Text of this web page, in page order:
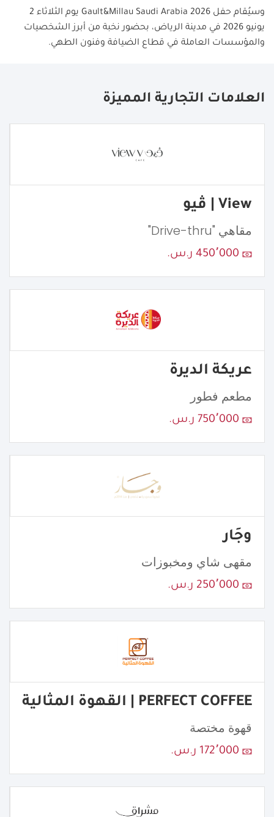
وسيُقام حفل Gault&Millau Saudi Arabia 2026
يوم الثلاثاء 2
يونيو 2026 في مدينة الرياض، بحضور نخبة من أبرز الشخصيات
والمؤسسات العاملة في قطاع الضيافة وفنون الطهي.
العلامات التجارية المميزة
View | ڤيو
مقاهي "Drive-thru"
450٬000 ر.س.
عريكة الديرة
مطعم فطور
750٬000 ر.س.
وجَار
مقهى شاي ومخبوزات
250٬000 ر.س.
PERFECT COFFEE | القهوة المثالية
قهوة مختصة
172٬000 ر.س.